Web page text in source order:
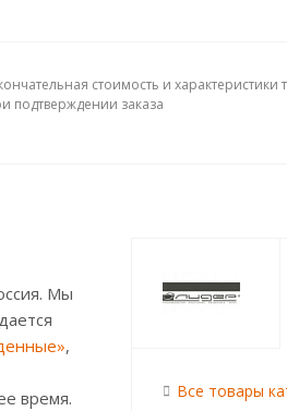
стоимость и характеристики
подтверждении заказа
Мы
,
время.
Все товары